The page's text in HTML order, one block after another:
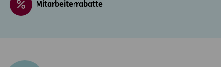
Mitarbeiterrabatte